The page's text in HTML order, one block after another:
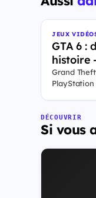
JEUX
GTA 6 :
histoire
Grand
City. Il met
étant la
DÉCOUVRIR
Si vous